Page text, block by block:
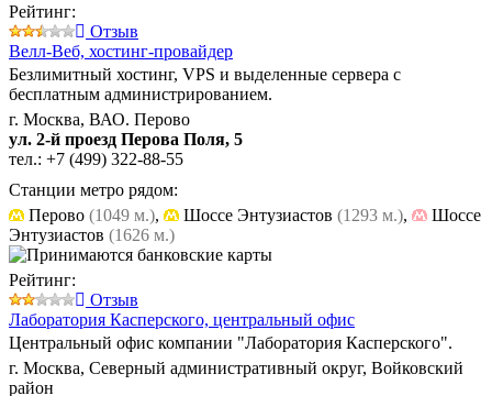
Рейтинг:
Отзыв
Велл-Веб, хостинг-провайдер
Безлимитный хостинг, VPS и выделенные сервера с
бесплатным администрированием.
г. Москва, ВАО. Перово
ул. 2-й проезд Перова Поля, 5
тел.: +7 (499) 322-88-55
Станции метро рядом:
Перово (1049 м.), Шоссе Энтузиастов (1293 м.),
Шоссе
Энтузиастов (1626 м.)
Рейтинг:
Отзыв
Лаборатория Касперского, центральный офис
Центральный офис компании "Лаборатория Касперского".
г. Москва, Северный административный округ, Войковский
район